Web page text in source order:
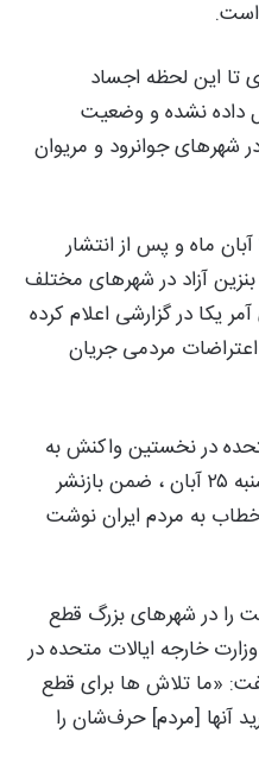
تا این لحظه اجساد
دادە نشدە و وضعیت
شهرهای جوانرود و مریوان
اعتراضات مردمی از روز جمعه ۲۴ آبان ماه و پس از انتشار
آزاد در شهرهای مختلف
یکا در گزارشی اعلام کرده
شهر ایران اعتراضات مردمی جریان
در نخستین واکنش به
اعتراضات گسترده در ایران، روز شنبه ۲۵ آبان ، ضمن بازنشر
به مردم ایران نوشت
را در شهرهای بزرگ قطع
خارجه ایالات متحده در
«ما تلاش ها برای قطع
آنها [مردم] حرف‌شان را